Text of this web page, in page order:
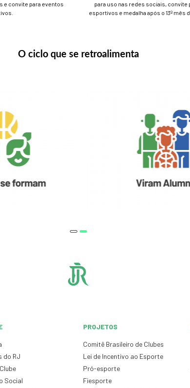
e convite para eventos
para uso nas redes sociais, convite
esportivos e medalha após o 13º mês
O ciclo que se retroalimenta
do RJ
Social
PROJETOS
Comitê Brasileiro de Clubes
Lei de Incentivo ao Esporte
Pró-esporte
Fiesporte